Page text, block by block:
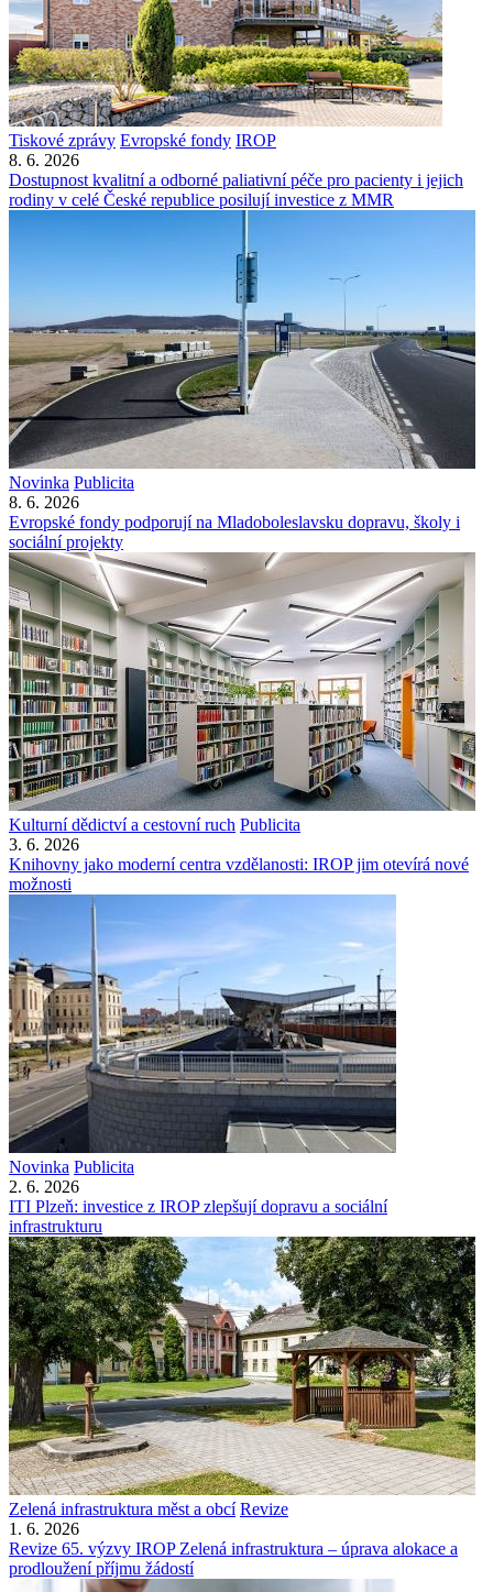
Tiskové zprávy Evropské fondy IROP
8. 6. 2026
Dostupnost kvalitní a odborné paliativní péče pro pacienty i jejich
rodiny v celé České republice posilují investice z MMR
Novinka Publicita
8. 6. 2026
Evropské fondy podporují na Mladoboleslavsku dopravu, školy i
sociální projekty
Kulturní dědictví a cestovní ruch Publicita
3. 6. 2026
Knihovny jako moderní centra vzdělanosti: IROP jim otevírá nové
možnosti
Novinka Publicita
2. 6. 2026
ITI Plzeň: investice z IROP zlepšují dopravu a sociální
infrastrukturu
Zelená infrastruktura měst a obcí Revize
1. 6. 2026
Revize 65. výzvy IROP Zelená infrastruktura – úprava alokace a
prodloužení příjmu žádostí